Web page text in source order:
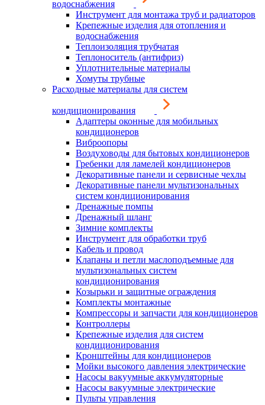
водоснабжения
Инструмент для монтажа труб и радиаторов
Крепежные изделия для отопления и
водоснабжения
Теплоизоляция трубчатая
Теплоноситель (антифриз)
Уплотнительные материалы
Хомуты трубные
Расходные материалы для систем
кондиционирования
Адаптеры оконные для мобильных
кондиционеров
Виброопоры
Воздуховоды для бытовых кондиционеров
Гребенки для ламелей кондиционеров
Декоративные панели и сервисные чехлы
Декоративные панели мультизональных
систем кондиционирования
Дренажные помпы
Дренажный шланг
Зимние комплекты
Инструмент для обработки труб
Кабель и провод
Клапаны и петли маслоподъемные для
мультизональных систем
кондиционирования
Козырьки и защитные ограждения
Комплекты монтажные
Компрессоры и запчасти для кондиционеров
Контроллеры
Крепежные изделия для систем
кондиционирования
Кронштейны для кондиционеров
Мойки высокого давления электрические
Насосы вакуумные аккумуляторные
Насосы вакуумные электрические
Пульты управления